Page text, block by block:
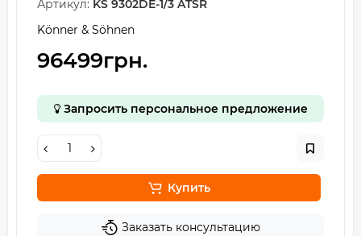
Артикул: KS 9302DE-1/3 ATSR
Könner & Söhnen
96499грн.
Запросить персональное предложение
Купить
Заказать консультацию